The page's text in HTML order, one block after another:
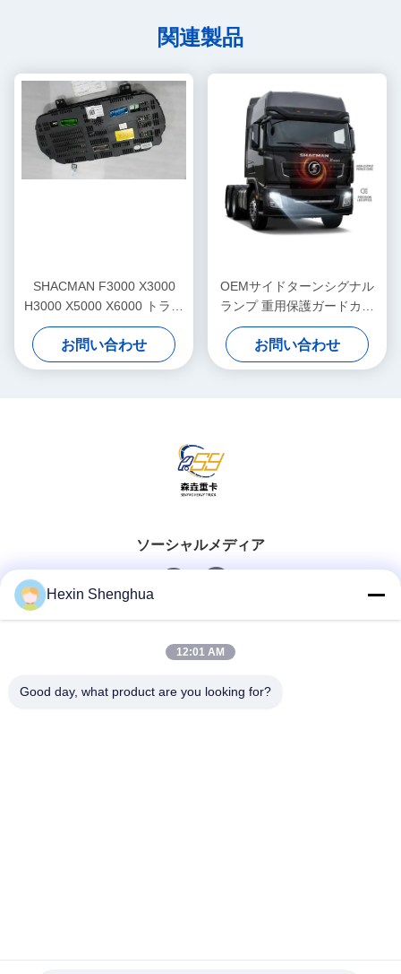
関連製品
SHACMAN F3000 X3000
H3000 X5000 X6000 トラッ
ク ダッシュボード アセンブ
リ 計器パネル クラスター 大
型交換用
お問い合わせ
OEMサイドターンシグナル
ランプ 重用保護ガードカバ
ー SHACMAN F3000 X3000
シリーズのための直接フィッ
ト交換
お問い合わせ
ソーシャルメディア
クイックコンタクト
Hexin Shenghua
12:01 AM
Good day, what product are you looking for?